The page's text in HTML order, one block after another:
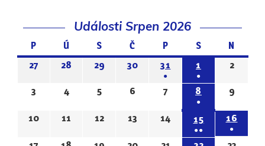
Události Srpen 2026
P PondělíÚ SStředa ČČtvrtekPPátek SSobotaN
27 27.7.2026
28 28.7.2026
29 29.7.2026
3030.7.2026
31 31.7.2026
●
(1
EVENT)
1 1.8.2026
●
(1
EVENT)
2
3 3.8.2026
44.8.2026
55.8.2026
6 6.8.2026
7 7.8.2026
8 8.8.2026
●
(1
EVENT)
9
10 10.8.2026
11 11.8.2026
1212.8.2026
13 13.8.2026
14 14.8.2026
15 15.8.2026
●●
16
●
(1